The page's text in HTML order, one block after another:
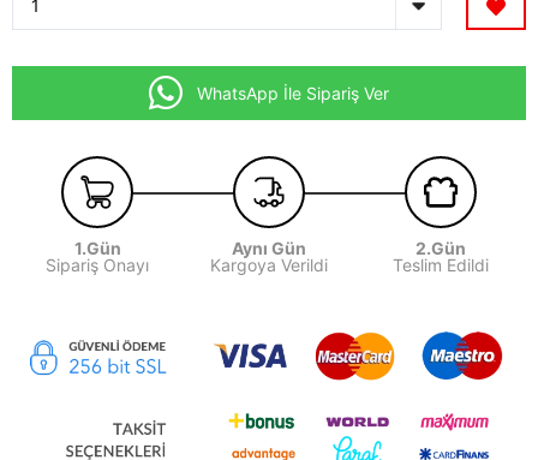
WhatsApp İle Sipariş Ver
1.Gün
Sipariş Onayı
Aynı Gün
Kargoya Verildi
2.Gün
Teslim Edildi